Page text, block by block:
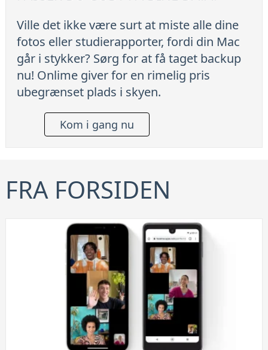
Ville det ikke være surt at miste alle dine
fotos eller studierapporter, fordi din Mac
går i stykker? Sørg for at få taget backup
nu! Onlime giver for en rimelig pris
ubegrænset plads i skyen.
Kom i gang nu
FRA FORSIDEN